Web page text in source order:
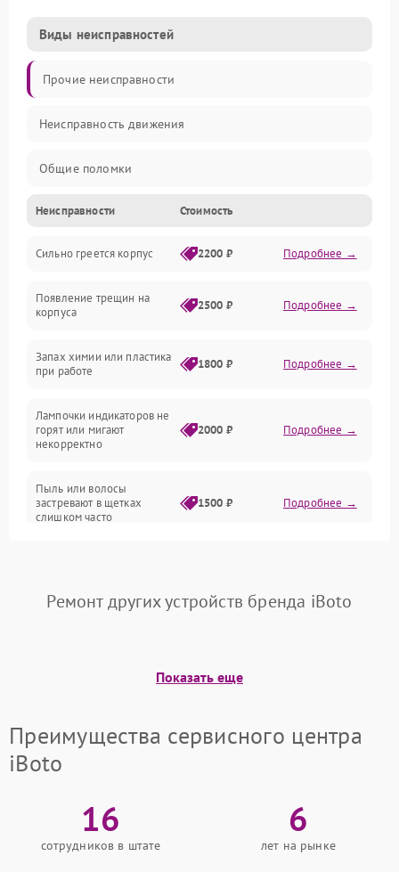
Виды неисправностей
Прочие неисправности
Неисправность движения
Общие поломки
Неисправность датчиков
Неисправность программного обеспечения
Проблемы с сигналом
Батарея
Программные сбои
Неисправности Стоимость
Сильно греется корпус 2200 ₽ Подробнее →
Появление трещин на
корпуса
2500 ₽ Подробнее →
Запах химии или пластика
при работе
1800 ₽ Подробнее →
Лампочки индикаторов не
горят или мигают
некорректно
2000 ₽ Подробнее →
Пыль или волосы
застревают в щетках
слишком часто
1500 ₽ Подробнее →
Ремонт других устройств бренда iBoto
Показать еще
Преимущества сервисного центра
iBoto
16
сотрудников в штате
6
лет на рынке